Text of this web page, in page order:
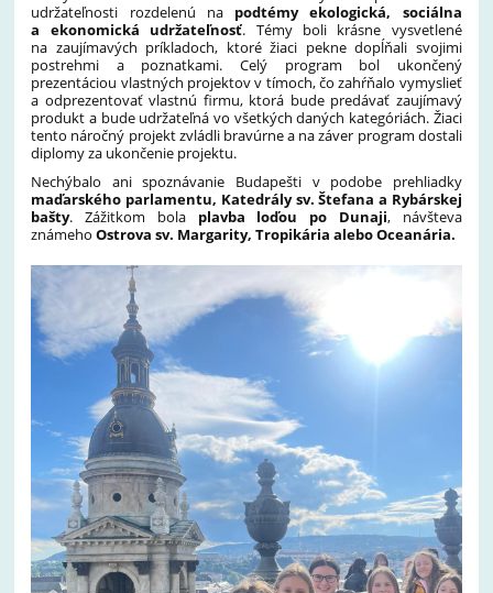
udržateľnosti rozdelenú na podtémy ekologická, sociálna
a ekonomická udržateľnosť. Témy boli krásne vysvetlené
na zaujímavých príkladoch, ktoré žiaci pekne dopĺňali svojimi
postrehmi a poznatkami. Celý program bol ukončený
prezentáciou vlastných projektov v tímoch, čo zahŕňalo vymyslieť
a odprezentovať vlastnú firmu, ktorá bude predávať zaujímavý
produkt a bude udržateľná vo všetkých daných kategóriách. Žiaci
tento náročný projekt zvládli bravúrne a na záver program dostali
diplomy za ukončenie projektu.
Nechýbalo ani spoznávanie Budapešti v podobe prehliadky
maďarského parlamentu, Katedrály sv. Štefana a Rybárskej
bašty. Zážitkom bola plavba loďou po Dunaji, návšteva
známehoOstrova sv. Margarity, Tropikária alebo Oceanária.